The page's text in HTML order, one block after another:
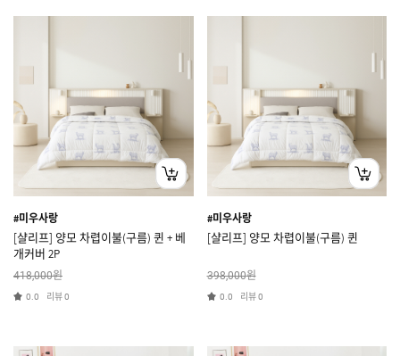
#미우사랑
[샬리프] 양모 차렵이불(구름) 퀸 + 베
개커버 2P
418,000원
0.0 리뷰0
#미우사랑
[샬리프] 양모 차렵이불(구름) 퀸
398,000원
0.0 리뷰0